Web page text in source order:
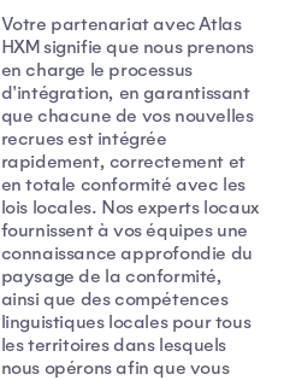
Votre partenariat avec Atlas
HXM signifie que nous prenons
en charge le processus
d'intégration, en garantissant
que chacune de vos nouvelles
recrues est intégrée
rapidement, correctement et
en totale conformité avec les
lois locales. Nos experts locaux
fournissent à vos équipes une
connaissance approfondie du
paysage de la conformité,
ainsi que des compétences
linguistiques locales pour tous
les territoires dans lesquels
nous opérons afin que vous